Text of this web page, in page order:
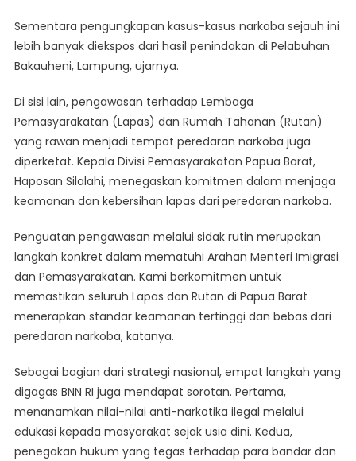
Sementara pengungkapan kasus-kasus narkoba sejauh ini
lebih banyak diekspos dari hasil penindakan di Pelabuhan
Bakauheni, Lampung, ujarnya.
Di sisi lain, pengawasan terhadap Lembaga
Pemasyarakatan (Lapas) dan Rumah Tahanan (Rutan)
yang rawan menjadi tempat peredaran narkoba juga
diperketat. Kepala Divisi Pemasyarakatan Papua Barat,
Haposan Silalahi, menegaskan komitmen dalam menjaga
keamanan dan kebersihan lapas dari peredaran narkoba.
Penguatan pengawasan melalui sidak rutin merupakan
langkah konkret dalam mematuhi Arahan Menteri Imigrasi
dan Pemasyarakatan. Kami berkomitmen untuk
memastikan seluruh Lapas dan Rutan di Papua Barat
menerapkan standar keamanan tertinggi dan bebas dari
peredaran narkoba, katanya.
Sebagai bagian dari strategi nasional, empat langkah yang
digagas BNN RI juga mendapat sorotan. Pertama,
menanamkan nilai-nilai anti-narkotika ilegal melalui
edukasi kepada masyarakat sejak usia dini. Kedua,
penegakan hukum yang tegas terhadap para bandar dan